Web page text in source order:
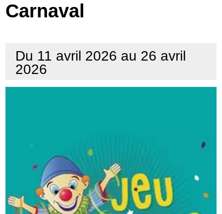
Services
Carnaval
Du 11 avril 2026 au 26 avril
2026